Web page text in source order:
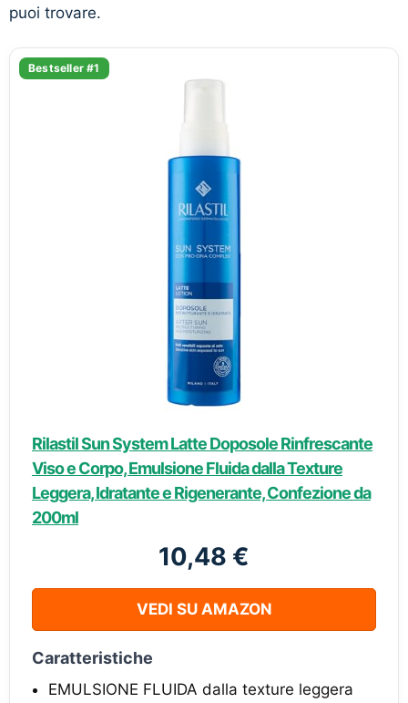
puoi trovare.
Bestseller #1
Rilastil Sun System Latte Doposole Rinfrescante
Viso e Corpo, Emulsione Fluida dalla Texture
Leggera, Idratante e Rigenerante, Confezione da
200ml
10,48 €
VEDI SU AMAZON
Caratteristiche
EMULSIONE FLUIDA dalla texture leggera